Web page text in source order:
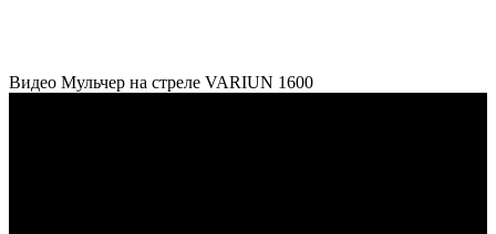
Видео Мульчер на стреле VARIUN 1600